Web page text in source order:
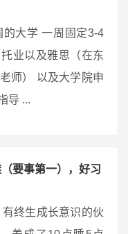
大学 一周固定3-4
业以及雅思（在东
师） 以及大学院申
导 ...
要事第一），好习
终生成长意识的伙